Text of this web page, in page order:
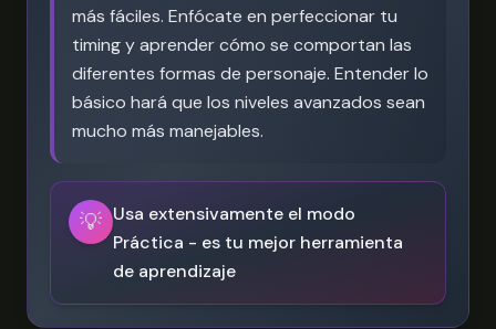
más fáciles. Enfócate en perfeccionar tu
timing y aprender cómo se comportan las
diferentes formas de personaje. Entender lo
básico hará que los niveles avanzados sean
mucho más manejables.
💡 Usa extensivamente el modo
Práctica - es tu mejor herramienta
de aprendizaje